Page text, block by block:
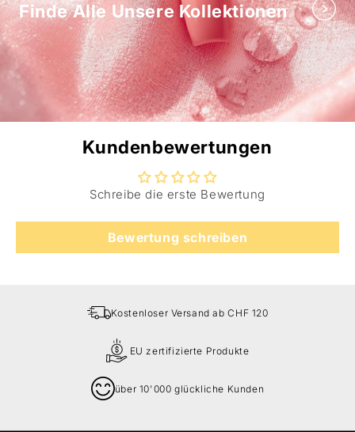
Finde Alle Unsere Kollektionen
Kundenbewertungen
Schreibe die erste Bewertung
Bewertung schreiben
Kostenloser Versand ab CHF 120
EU zertifizierte Produkte
über 10'000 glückliche Kunden